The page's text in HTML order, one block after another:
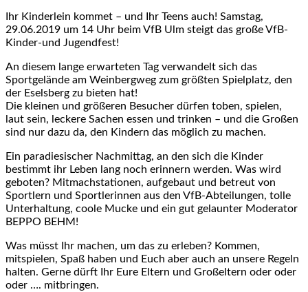
Ihr Kinderlein kommet – und Ihr Teens auch! Samstag,
29.06.2019 um 14 Uhr beim VfB Ulm steigt das große VfB-
Kinder-und Jugendfest!
An diesem lange erwarteten Tag verwandelt sich das
Sportgelände am Weinbergweg zum größten Spielplatz, den
der Eselsberg zu bieten hat!
Die kleinen und größeren Besucher dürfen toben, spielen,
laut sein, leckere Sachen essen und trinken – und die Großen
sind nur dazu da, den Kindern das möglich zu machen.
Ein paradiesischer Nachmittag, an den sich die Kinder
bestimmt ihr Leben lang noch erinnern werden. Was wird
geboten? Mitmachstationen, aufgebaut und betreut von
Sportlern und Sportlerinnen aus den VfB-Abteilungen, tolle
Unterhaltung, coole Mucke und ein gut gelaunter Moderator
BEPPO BEHM!
Was müsst Ihr machen, um das zu erleben? Kommen,
mitspielen, Spaß haben und Euch aber auch an unsere Regeln
halten. Gerne dürft Ihr Eure Eltern und Großeltern oder oder
oder …. mitbringen.